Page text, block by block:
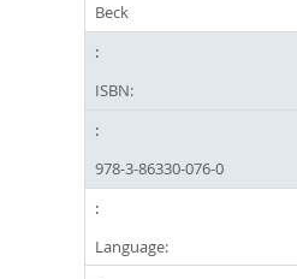
Beck
ISBN:
978-3-86330-076-0
Language: